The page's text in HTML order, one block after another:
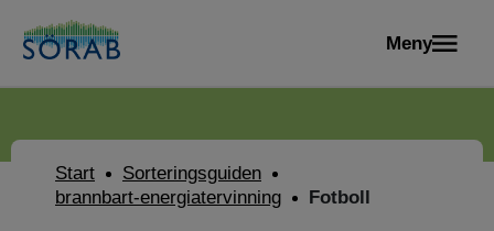
Meny
Start
Sorteringsguiden
brannbart-energiatervinning
Fotboll